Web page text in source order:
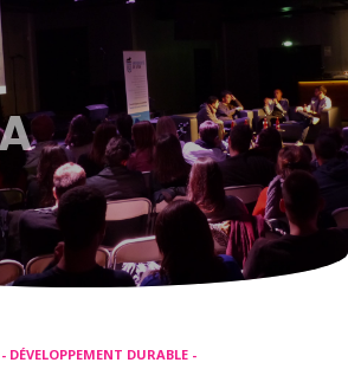
DURABLE -